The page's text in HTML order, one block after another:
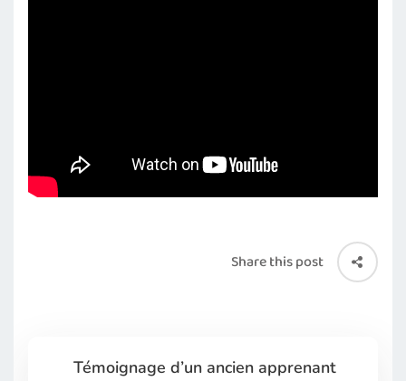
Share this post
Témoignage d’un ancien apprenant